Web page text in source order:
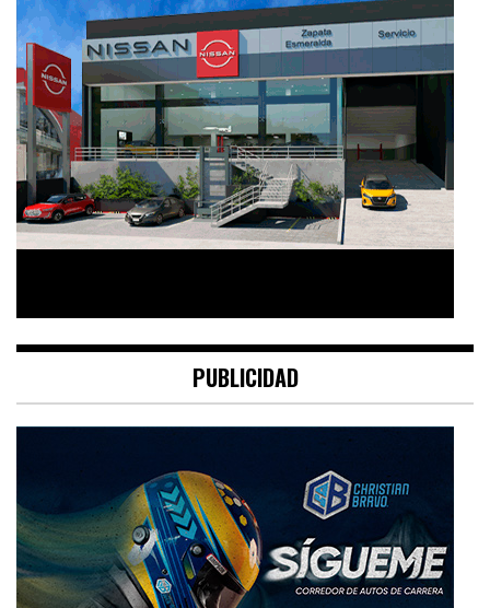
PUBLICIDAD